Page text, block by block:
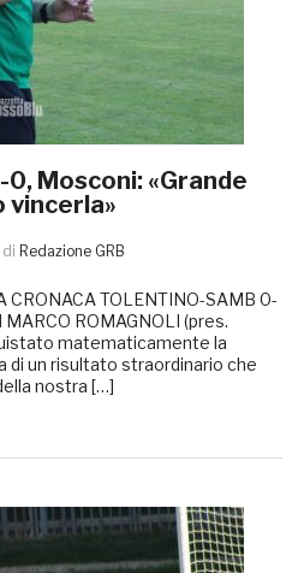
Mosconi: «Grande
di Redazione GRB
CRONACA TOLENTINO-SAMB 0-
ROMAGNOLI (pres.
matematicamente la
di un risultato straordinario che
nostra […]